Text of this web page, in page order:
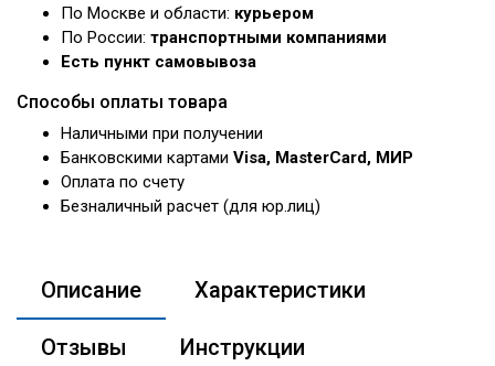
По Москве и области: курьером
По России: транспортными компаниями
Есть пункт самовывоза
Способы оплаты товара
Наличными при получении
Банковскими картами Visa, MasterCard, МИР
Оплата по счету
Безналичный расчет (для юр.лиц)
Описание Характеристики
Отзывы Инструкции